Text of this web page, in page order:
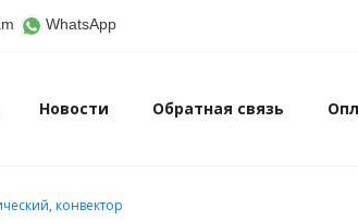
WhatsApp
Новости Обратная связь
конвектор